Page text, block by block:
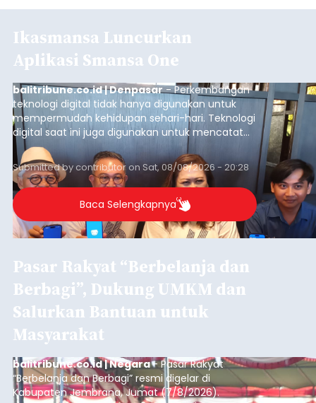
Ikasmansa Luncurkan
Aplikasi Smansa One
balitribune.co.id | Denpasar- Perkembangan
teknologi digital tidak hanya digunakan untuk
mempermudah kehidupan sehari-hari. Teknologi
digital saat ini juga digunakan untuk mencatat
dan mengelola data base alumni dari suatu
sekolah, salah satunya adalah alumni SMA 1
Denpasar.
Submitted bycontributoron Sat, 08/08/2026 - 20:28
Baca Selengkapnya
Pasar Rakyat “Berbelanja dan
Berbagi”, Dukung UMKM dan
Salurkan Bantuan untuk
Masyarakat
balitribune.co.id | Negara- Pasar Rakyat
“Berbelanja dan Berbagi” resmi digelar di
Kabupaten Jembrana, Jumat (7/8/2026).